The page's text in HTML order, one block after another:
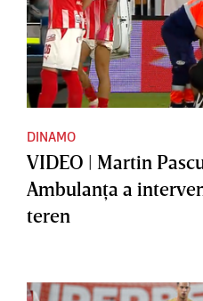
DINAMO
VIDEO | Martin
Ambulanţa a
teren